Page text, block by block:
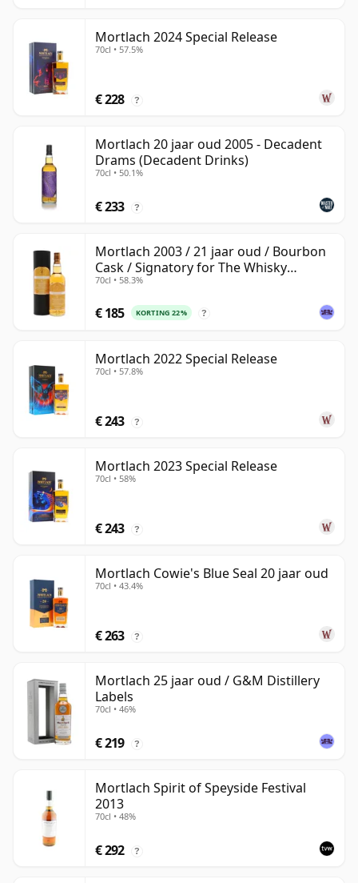
Mortlach 2024 Special Release
70cl • 57.5%
€ 228 ?
Mortlach 20 jaar oud 2005 - Decadent
Drams (Decadent Drinks)
70cl • 50.1%
€ 233 ?
Mortlach 2003 / 21 jaar oud / Bourbon
Cask / Signatory for The Whisky
Exchange
70cl • 58.3%
€ 185 KORTING 22% ?
Mortlach 2022 Special Release
70cl • 57.8%
€ 243 ?
Mortlach 2023 Special Release
70cl • 58%
€ 243 ?
Mortlach Cowie's Blue Seal 20 jaar oud
70cl • 43.4%
€ 263 ?
Mortlach 25 jaar oud / G&M Distillery
Labels
70cl • 46%
€ 219 ?
Mortlach Spirit of Speyside Festival
2013
70cl • 48%
€ 292 ?